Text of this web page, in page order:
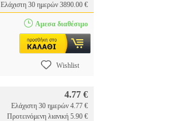
Ελάχιστη 30 ημερών 3890.00 €
Αμεσα διαθέσιμο
Wishlist
4.77 €
Ελάχιστη 30 ημερών 4.77 €
Προτεινόμενη λιανική 5.90 €